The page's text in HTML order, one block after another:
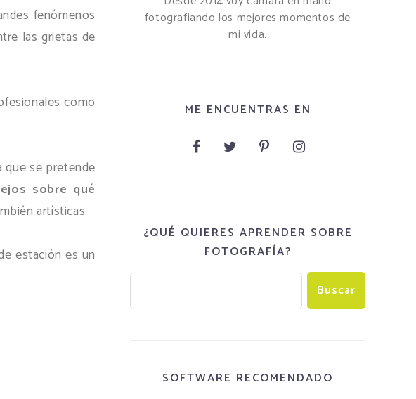
fenómenos
las grietas de
como
que se pretende
sobre qué
artísticas.
estación es un
fotografiando los mejores momentos de
mi vida.
ME ENCUENTRAS EN
¿QUÉ QUIERES APRENDER SOBRE
FOTOGRAFÍA?
SOFTWARE RECOMENDADO